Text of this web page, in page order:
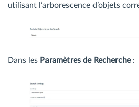
utilisant l’arborescence d’objets
Dans les Paramètres de Recherche: